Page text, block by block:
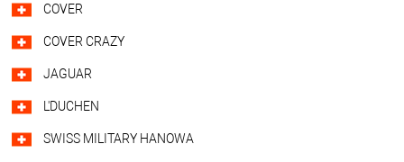
COVER
COVER CRAZY
JAGUAR
L'DUCHEN
SWISS MILITARY HANOWA